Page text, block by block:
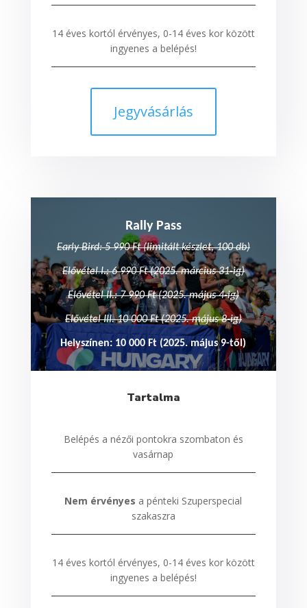
14 éves kortól érvényes, 0-14 éves kor között
ingyenes a belépés!
Jegyvásárlás
Rally Pass
Early Bird: 5 990 Ft(limitált készlet, 100 db)
Elővétel I.: 6 990 Ft (2025. március 31-ig)
Elővétel II.: 7 990 Ft (2025. május 4-ig)
Elővétel III. 10 000 Ft (2025. május 8-ig)
Helyszínen: 10 000 Ft (2025. május 9-től)
Tartalma
Belépés a nézői pontokra szombaton és
vasárnap
Nem érvényes a pénteki Szuperspecial
szakaszra
14 éves kortól érvényes, 0-14 éves kor között
ingyenes a belépés!